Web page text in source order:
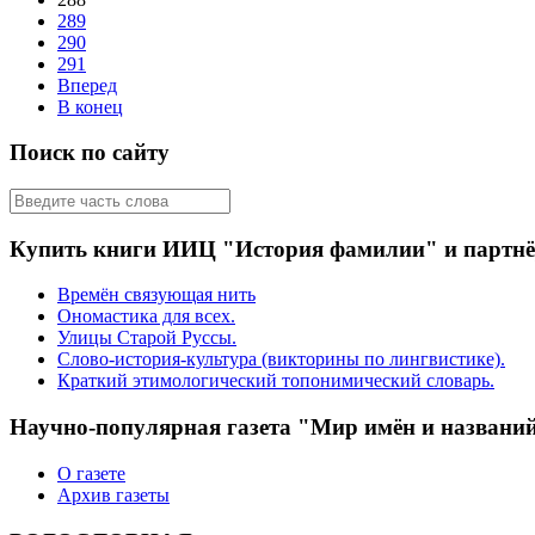
289
290
291
Вперед
В конец
Поиск по сайту
Купить книги ИИЦ "История фамилии" и
Времён связующая нить
Ономастика для всех.
Улицы Старой Руссы.
Слово-история-культура (викторины по лингвистике).
Краткий этимологический топонимический словарь.
Научно-популярная газета "Мир имён и
О газете
Архив газеты